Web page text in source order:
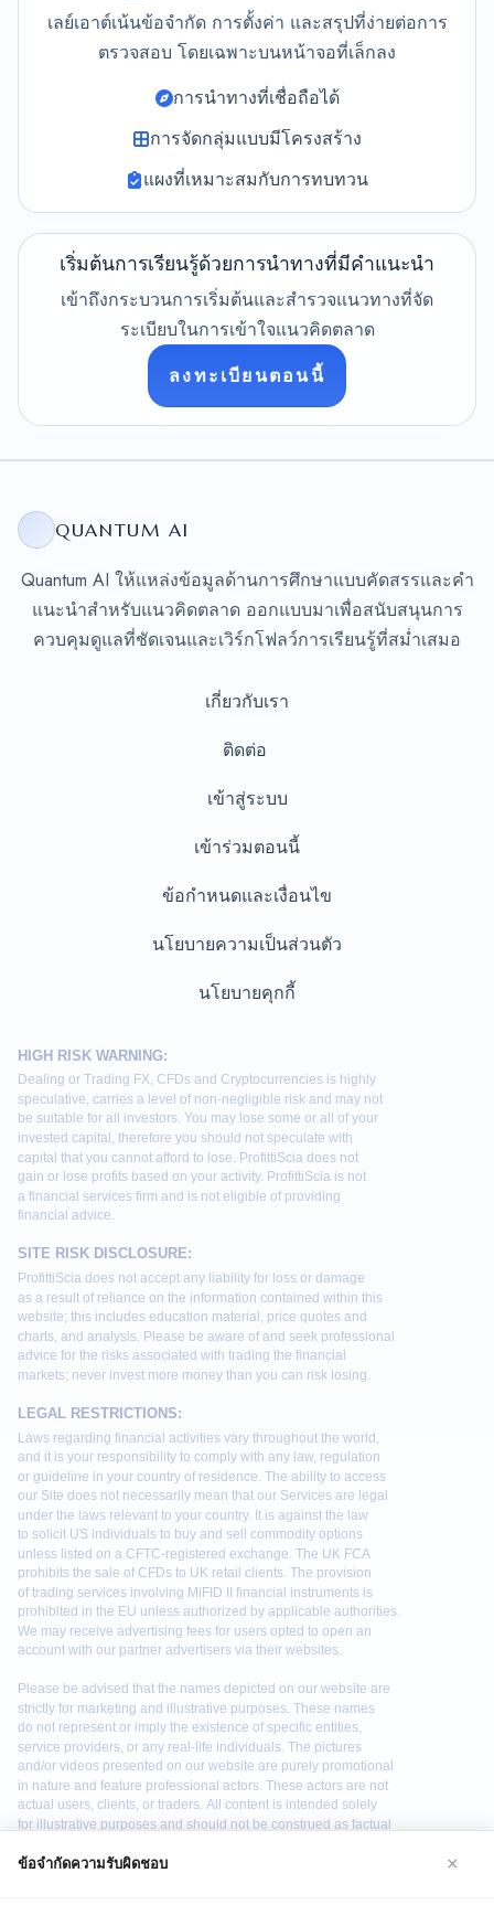
เลย์เอาต์เน้นข้อจำกัด การตั้งค่า และสรุปที่ง่ายต่อการ
ตรวจสอบ โดยเฉพาะบนหน้าจอที่เล็กลง
การนำทางที่เชื่อถือได้
การจัดกลุ่มแบบมีโครงสร้าง
แผงที่เหมาะสมกับการทบทวน
เริ่มต้นการเรียนรู้ด้วยการนำทางที่มีคำแนะนำ
เข้าถึงกระบวนการเริ่มต้นและสำรวจแนวทางที่จัด
ระเบียบในการเข้าใจแนวคิดตลาด
ลงทะเบียนตอนนี้
QUANTUM AI
Quantum AI ให้แหล่งข้อมูลด้านการศึกษาแบบคัดสรรและคำ
แนะนำสำหรับแนวคิดตลาด ออกแบบมาเพื่อสนับสนุนการ
ควบคุมดูแลที่ชัดเจนและเวิร์กโฟลว์การเรียนรู้ที่สม่ำเสมอ
เกี่ยวกับเรา
ติดต่อ
เข้าสู่ระบบ
เข้าร่วมตอนนี้
ข้อกำหนดและเงื่อนไข
นโยบายความเป็นส่วนตัว
นโยบายคุกกี้
ข้อจำกัดความรับผิดชอบ ×